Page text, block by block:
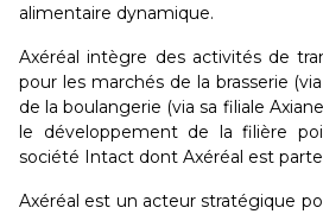
alimentaire dynamique.
Axéréal intègre des activités de
pour les marchés de la brasserie
de la boulangerie (via sa filiale
le développement de la filière
société Intact dont Axéréal est
Axéréal est un acteur stratégique